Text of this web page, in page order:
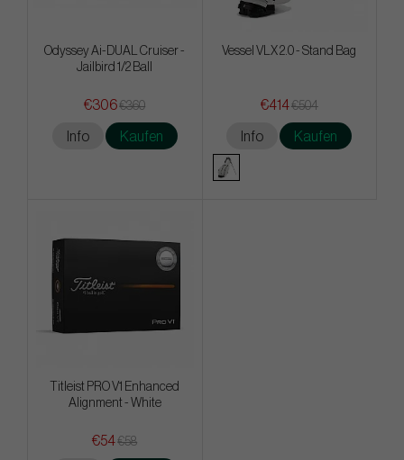
Odyssey Ai-DUAL Cruiser -
Jailbird 1/2 Ball
€306€360
Info Kaufen
Vessel VLX 2.0 - Stand Bag
€414€504
Info Kaufen
Titleist PRO V1 Enhanced
Alignment - White
€54€58